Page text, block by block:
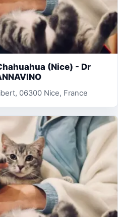
(Nice) - Dr
06300 Nice, France